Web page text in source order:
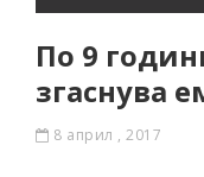
По 9
згаснува
8 април , 2017